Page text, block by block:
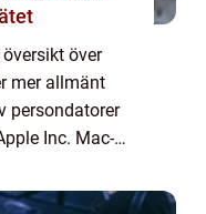
över
mer allmänt
persondatorer
Inc. Mac-